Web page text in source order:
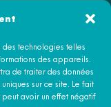
des technologies telles
des appareils.
de traiter des données
sur ce site. Le fait
peut avoir un effet négatif